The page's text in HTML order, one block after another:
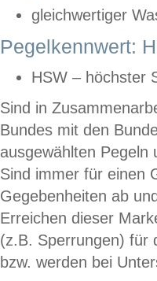
gleichwertiger
Pegelkennwert:
HSW – höchster
Sind in
Bundes mit den
ausgewählten
Sind immer für einen
Gegebenheiten ab
Erreichen dieser
(z.B. Sperrungen) für
bzw. werden bei